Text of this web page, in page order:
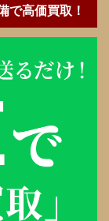
で高価買取！